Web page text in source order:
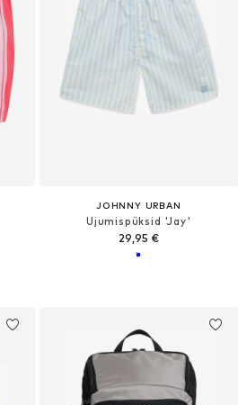
JOHNNY URBAN
Ujumispüksid 'Jay'
29,95 €